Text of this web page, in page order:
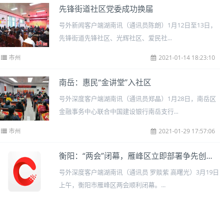
先锋街道社区党委成功换届
号外新闻客户端湖南讯（通讯员陈朗）1月12日至13日，
先锋街道先锋社区、光辉社区、爱民社...
市州 2021-01-14 18:23:10
南岳：惠民“金讲堂”入社区
号外深度客户端湖南讯（通讯员郑晶）1月28日，南岳区
金融事务中心联合中国建设银行南岳支行...
市州 2021-01-29 17:57:06
衡阳：“两会”闭幕，雁峰区立即部署争先创...
号外深度客户端湖南讯（通讯员 罗赕紫 高曙光）3月19日
上午，衡阳市雁峰区两会顺利闭幕。...